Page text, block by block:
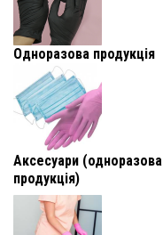
Одноразова продукція
Аксесуари (одноразова
продукція)